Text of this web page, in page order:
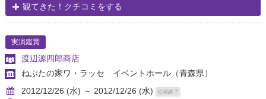
観てきた！クチコミをする
実演鑑賞
渡辺源四郎商店
ねぶたの家ワ・ラッセ イベントホール （青森県）
2012/12/26 (水) ～ 2012/12/26 (水)
公演終了